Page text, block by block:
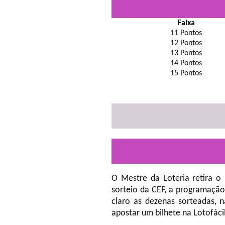
Faixa
11 Pontos
12 Pontos
13 Pontos
14 Pontos
15 Pontos
O Mestre da Loteria retira o
sorteio da CEF, a
claro as dezenas sorteadas,
apostar um bilhete na